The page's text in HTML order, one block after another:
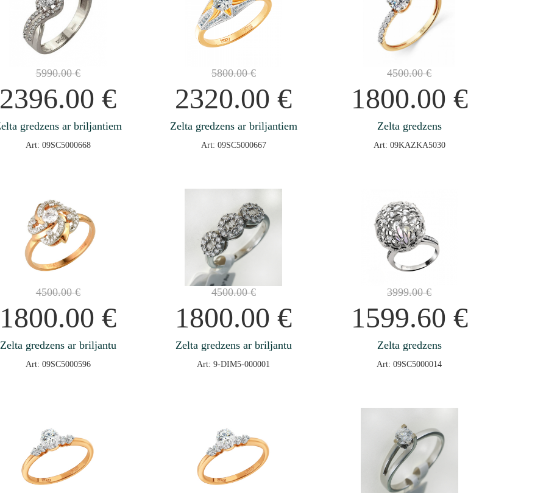
5990.00€
2396.00€
gredzens ar briljantiem
Art: 09SC5000668
5800.00€
2320.00€
Zelta gredzens ar briljantiem
Art: 09SC5000667
4500.00€
1800.00 €
Zelta gredzens
Art: 09KAZKA5030
4500.00€
1800.00€
Zelta gredzens ar briljantu
Art: 09SC5000596
4500.00€
1800.00€
Zelta gredzens ar briljantu
Art: 9-DIM5-000001
3999.00€
1599.60 €
Zelta gredzens
Art: 09SC5000014